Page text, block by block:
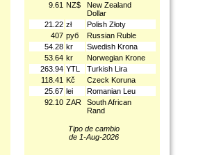
9.61 NZ$
New Zealand
Dollar
21.22 zł
Polish Złoty
407 руб
Russian Ruble
54.28 kr
Swedish Krona
53.64 kr
Norwegian Krone
263.94 YTL
Turkish Lira
118.41 Kč
Czeck Koruna
25.67 lei
Romanian Leu
92.10 ZAR
South African
Rand
Tipo de cambio
de 1-Aug-2026